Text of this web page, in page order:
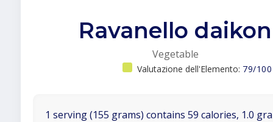
Ravanello daikon
Vegetable
Valutazione dell'Elemento: 79/100
1 serving (155 grams) contains 59 calories, 1.0